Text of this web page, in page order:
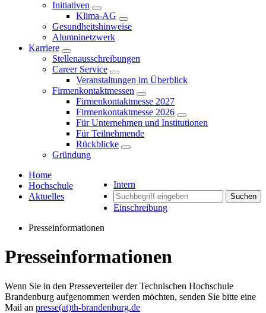
Initiativen
Klima-AG
Gesundheitshinweise
Alumninetzwerk
Karriere
Stellenausschreibungen
Career Service
Veranstaltungen im Überblick
Firmenkontaktmessen
Firmenkontaktmesse 2027
Firmenkontaktmesse 2026
Für Unternehmen und Institutionen
Für Teilnehmende
Rückblicke
Gründung
Intern
Suchen
Einschreibung
Home
Hochschule
Aktuelles
Presseinformationen
Presseinformationen
Wenn Sie in den Presseverteiler der Technischen Hochschule
Brandenburg aufgenommen werden möchten, senden Sie bitte eine
Mail an presse(at)th-brandenburg.de